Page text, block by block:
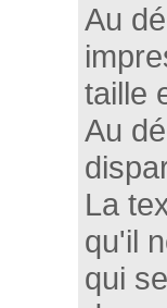
Au
taille
Au
La
qu'il
qui